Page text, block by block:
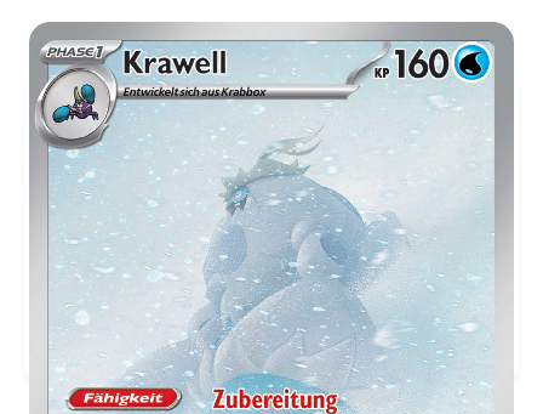
Aktueller Marktpreis
€2,84
Holofoil
Preise werden täglich aktualisiert.